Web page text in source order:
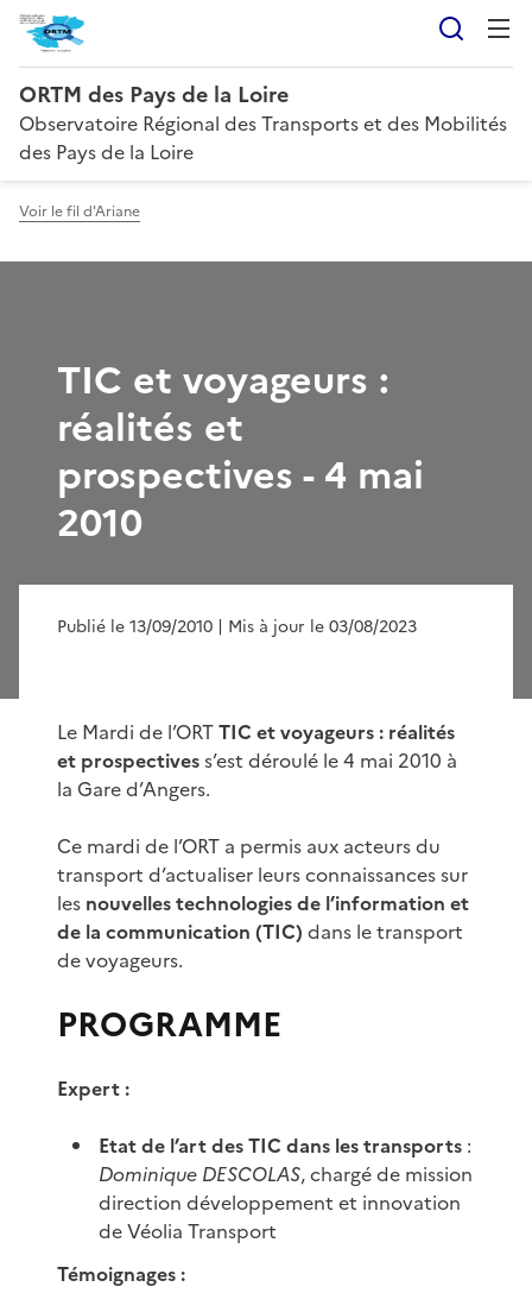
ORTM des Pays de la Loire
Observatoire Régional des Transports et des Mobilités
des Pays de la Loire
Voir le fil d'Ariane
TIC et voyageurs :
réalités et
prospectives - 4 mai
2010
Publié le 13/09/2010 | Mis à jour le 03/08/2023
Le Mardi de l’ORTTIC et voyageurs : réalités
et prospectivess’est déroulé le 4 mai 2010 à
la Gare d’Angers.
Ce mardi de l’ORT a permis aux acteurs du
transport d’actualiser leurs connaissances sur
les nouvelles technologies de l’information et
de la communication (TIC) dans le transport
de voyageurs.
PROGRAMME
Expert :
Etat de l’art des TIC dans les transports :
Dominique DESCOLAS, chargé de mission
direction développement et innovation
de Véolia Transport
Témoignages :